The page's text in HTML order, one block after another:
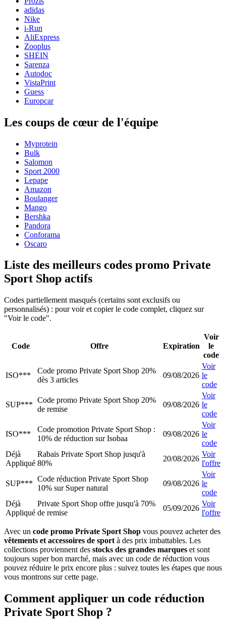
adidas
Nike
i-Run
AliExpress
Zooplus
SHEIN
Sarenza
Autodoc
VistaPrint
Guess
Europcar
Les coups de cœur de l'équipe
Myprotein
Bulk
Salomon
Sport 2000
Lepape
Amazon
Boulanger
Mango
Bershka
Pandora
Conforama
Oscaro
Liste des meilleurs codes promo Private
Sport Shop actifs
Codes partiellement masqués (certains sont exclusifs ou
personnalisés) : pour voir et copier le code complet, cliquez sur
"Voir le code".
Code Offre Expiration
Voir
le
code
ISO***
Code promo Private Sport Shop 20%
dès 3 articles
09/08/2026
Voir
le
code
SUP***
Code promo Private Sport Shop 20%
de remise
09/08/2026
Voir
le
code
ISO***
Code promotion Private Sport Shop :
10% de réduction sur Isobaa
09/08/2026
Voir
le
code
Déjà
Appliqué
Rabais Private Sport Shop jusqu'à
80%
20/08/2026
Voir
l'offre
SUP***
Code réduction Private Sport Shop
10% sur Super natural
09/08/2026
Voir
le
code
Déjà
Appliqué
Private Sport Shop offre jusqu'à 70%
de remise
05/09/2026
Voir
l'offre
Avec un code promo Private Sport Shop vous pouvez acheter des
vêtements et accessoires de sport à des prix imbattables. Les
collections proviennent des stocks des grandes marques et sont
toujours super bon marché, mais avec un code de réduction vous
pouvez réduire le prix encore plus : suivez toutes les étapes que nous
vous montrons sur cette page.
Comment appliquer un code réduction
Private Sport Shop ?